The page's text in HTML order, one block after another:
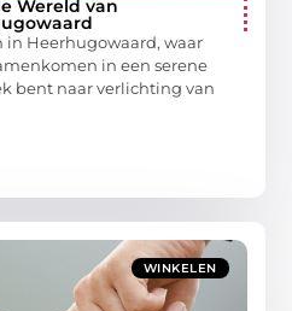
Wereld van
in Heerhugowaard, waar
in een serene
bent naar verlichting van
WINKELEN